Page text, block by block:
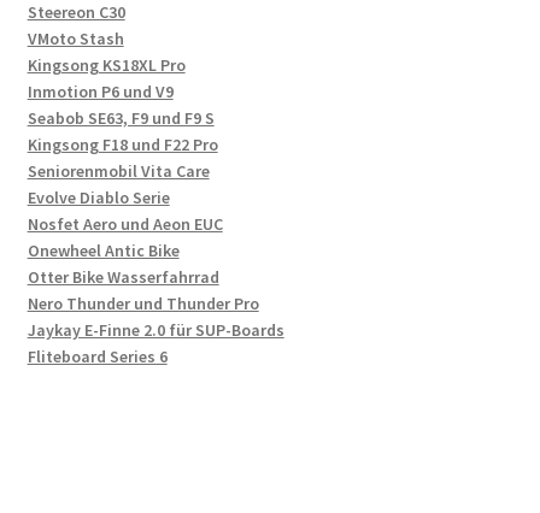
Steereon C30
VMoto Stash
Kingsong KS18XL Pro
Inmotion P6 und V9
Seabob SE63, F9 und F9 S
Kingsong F18 und F22 Pro
Seniorenmobil Vita Care
Evolve Diablo Serie
Nosfet Aero und Aeon EUC
Onewheel Antic Bike
Otter Bike Wasserfahrrad
Nero Thunder und Thunder Pro
Jaykay E-Finne 2.0 für SUP-Boards
Fliteboard Series 6